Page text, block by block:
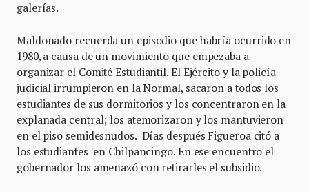
galerías.
Maldonado recuerda un episodio que habría ocurrido en
1980, a causa de un movimiento que empezaba a
organizar el Comité Estudiantil. El Ejército y la policía
judicial irrumpieron en la Normal, sacaron a todos los
estudiantes de sus dormitorios y los concentraron en la
explanada central; los atemorizaron y los mantuvieron
en el piso semidesnudos. Días después Figueroa citó a
los estudiantes en Chilpancingo. En ese encuentro el
gobernador los amenazó con retirarles el subsidio.